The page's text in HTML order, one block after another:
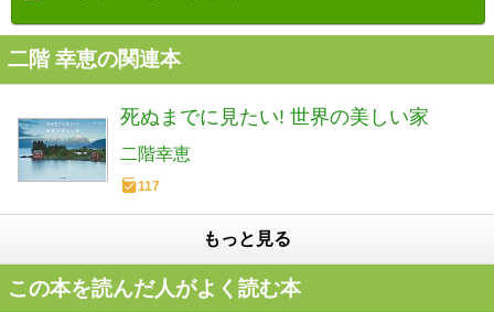
二階 幸恵の関連本
死ぬまでに見たい! 世界の美しい家
二階幸恵
117
もっと見る
この本を読んだ人がよく読む本